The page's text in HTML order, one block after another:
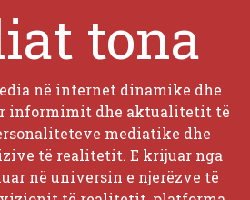
tona
në internet dinamike dhe
informimit dhe aktualitetit të
mediatike dhe
të realitetit. E krijuar nga
në universin e njerëzve të